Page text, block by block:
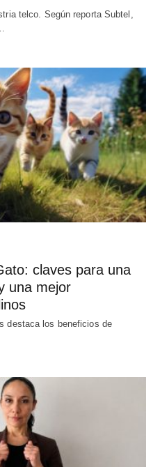
telco. Según reporta Subtel,
claves para una
una mejor
destaca los beneficios de